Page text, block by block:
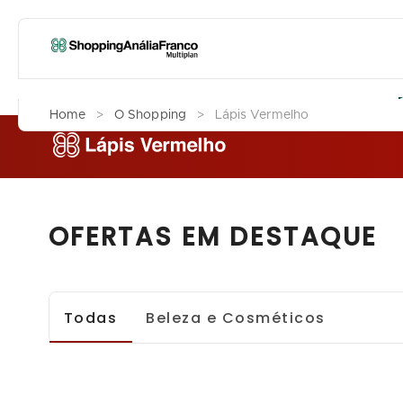
Home > O Shopping > Lápis Vermelho
OFERTAS EM DESTAQUE
Todas Beleza e Cosméticos